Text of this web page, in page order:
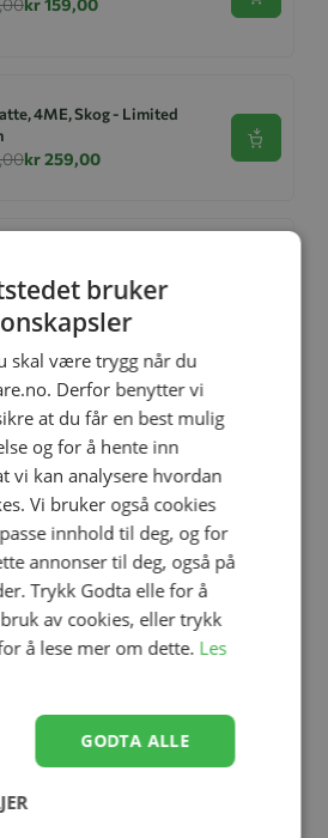
kr 159,00
4ME, Skog - Limited
kr 259,00
Se
kr 229,00
Universal
kr 149,00
Universal
kr 179,00
kr 199,00
bruker
skal være trygg når du
Derfor benytter vi
at du får en best mulig
og for å hente inn
vi kan analysere hvordan
Vi bruker også cookies
innhold til deg, og for
annonser til deg, også på
Trykk Godta elle for å
av cookies, eller trykk
å lese mer om dette. Les
GODTA ALLE